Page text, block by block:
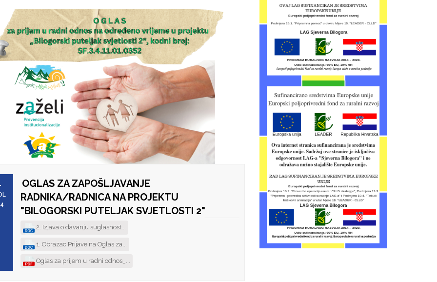
OGLAS ZA ZAPOŠLJAVANJE
RADNIKA/RADNICA NA PROJEKTU
"BILOGORSKI PUTELJAK SVJETLOSTI 2"
2. Izjava o davanju suglasnost...
1. Obrazac Prijave na Oglas za...
Oglas za prijem u radni odnos_...